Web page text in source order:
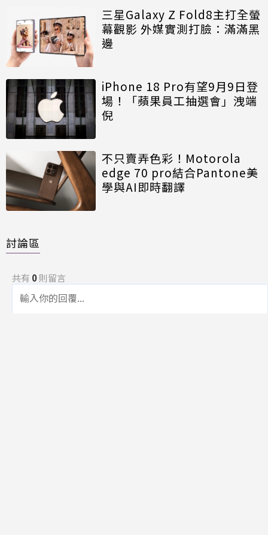
三星Galaxy Z Fold8主打全螢
幕觀影 外媒實測打臉：滿滿黑
邊
iPhone 18 Pro有望9月9日登
場！「蘋果員工抽選會」洩端
倪
不只賣弄色彩！Motorola
edge 70 pro結合Pantone美
學與AI即時翻譯
討論區
共有 0則留言